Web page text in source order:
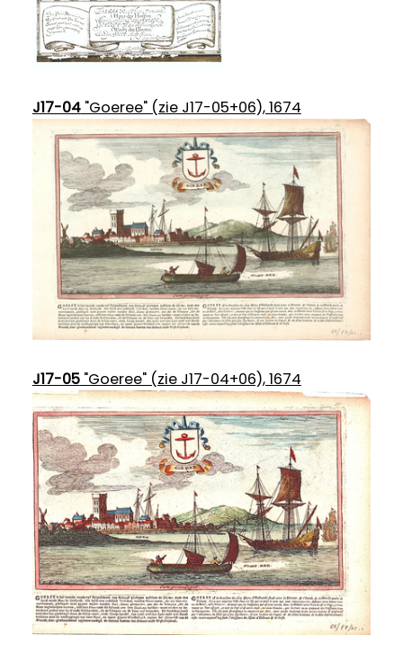
J17-04"Goeree" (zie J17-05+06), 1674
J17-05"Goeree" (zie J17-04+06), 1674